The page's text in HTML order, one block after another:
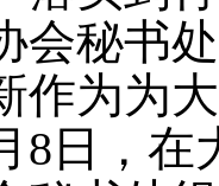
会秘书
作为为
8 日
，